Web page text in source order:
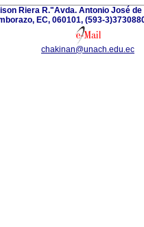
Riera R."Avda. Antonio José de
EC, 060101, (593-
chakinan@unach.edu.ec